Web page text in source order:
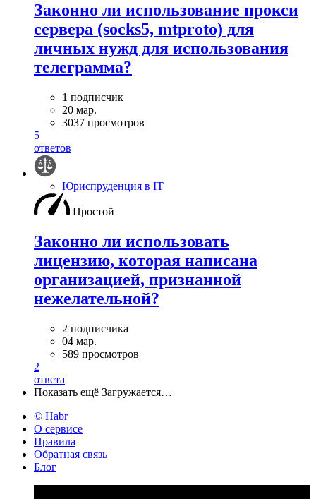
Законно ли использование прокси
сервера (socks5, mtproto) для
личных нужд для использования
телеграмма?
1 подписчик
20 мар.
3037 просмотров
5
ответов
Юриспруденция в IT
Простой
Законно ли использовать
лицензию, которая написана
организацией, признанной
нежелательной?
2 подписчика
04 мар.
589 просмотров
2
ответа
Показать ещё Загружается…
© Habr
О сервисе
Правила
Обратная связь
Блог